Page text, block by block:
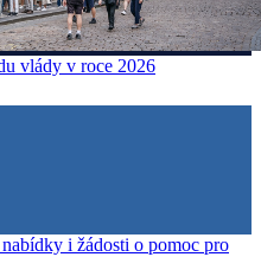
vlády v roce 2026
i žádosti o pomoc pro